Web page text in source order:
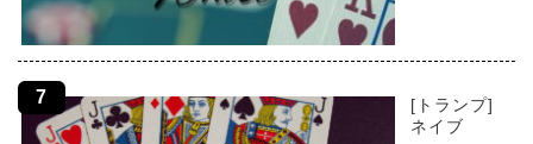
[トランプ]
ネイブ